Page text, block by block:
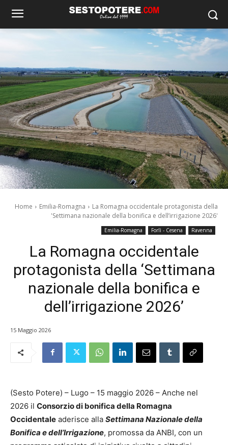
Home Emilia-Romagna
La Romagna occidentale protagonista della
'Settimana nazionale della bonifica e dell’irrigazione 2026'
Emilia-Romagna Forlì - Cesena Ravenna
La Romagna occidentale
protagonista della ‘Settimana
nazionale della bonifica e
dell’irrigazione 2026’
15 Maggio 2026
(Sesto Potere) – Lugo – 15 maggio 2026 – Anche nel
2026 il Consorzio di bonifica della Romagna
Occidentale aderisce alla Settimana Nazionale della
Bonifica e dell’Irrigazione, promossa da ANBI, con un